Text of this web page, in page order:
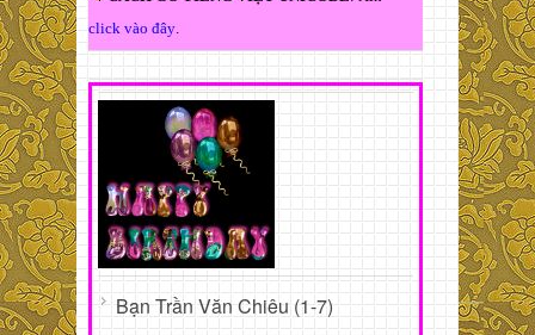
click vào đây
Bạn Trần Văn Chiêu (1-7)